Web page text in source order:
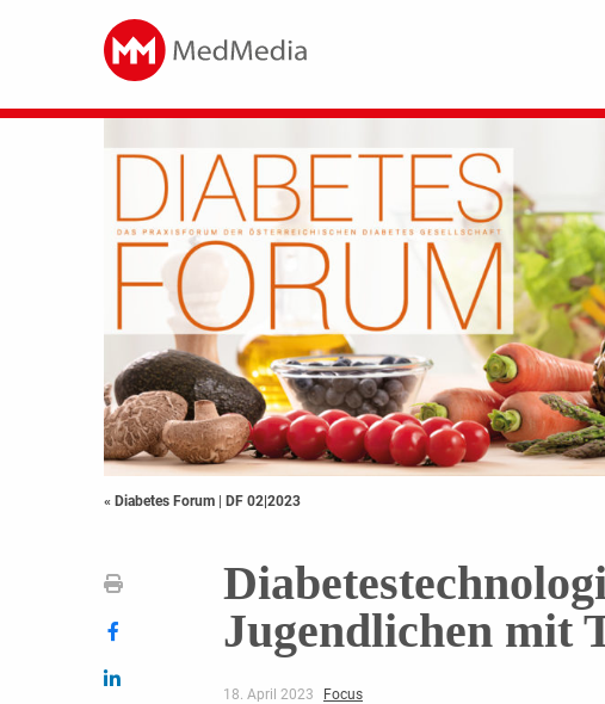
« Diabetes Forum | DF 02|2023
Jugendlichen mit
18. April 2023 Focus